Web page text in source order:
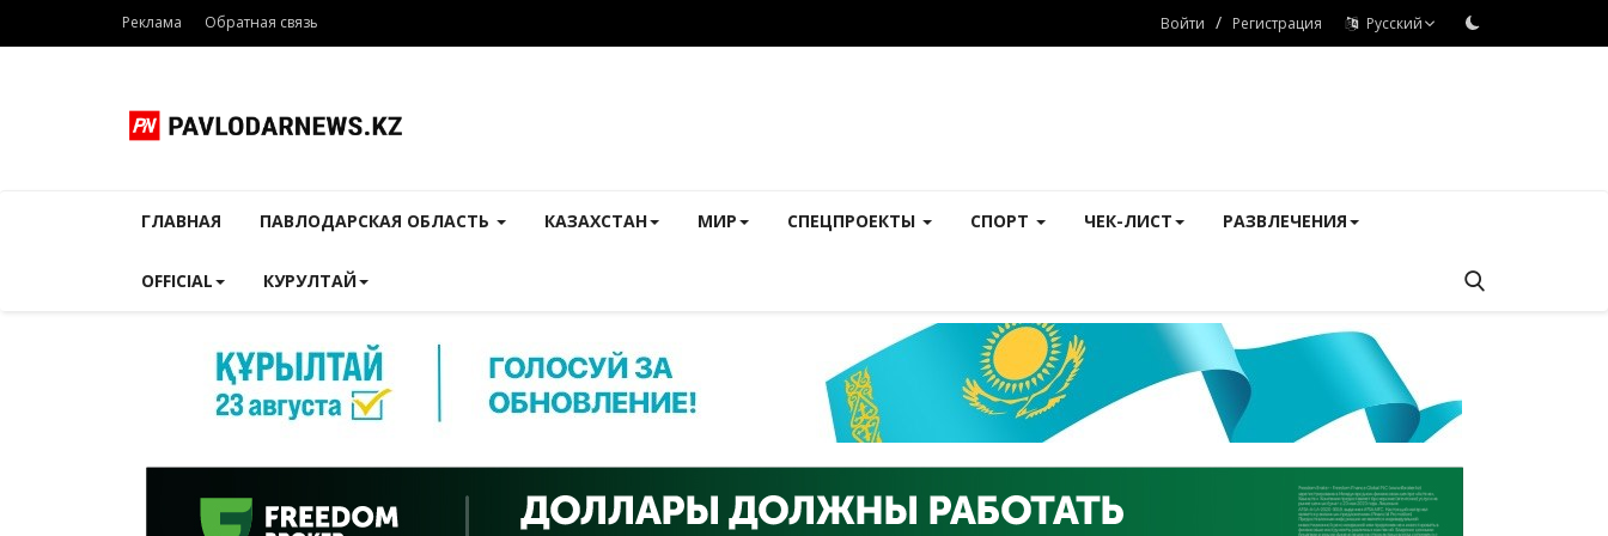
Реклама Обратная связь Войти / Регистрация Русский
ГЛАВНАЯ ПАВЛОДАРСКАЯ ОБЛАСТЬ КАЗАХСТАН МИР СПЕЦПРОЕКТЫ СПОРТ ЧЕК-ЛИСТ РАЗВЛЕЧЕНИЯ
OFFICIAL КУРУЛТАЙ